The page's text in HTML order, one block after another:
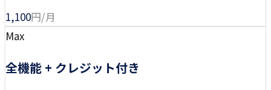
1,100円/月
Max
全機能 + クレジット付き